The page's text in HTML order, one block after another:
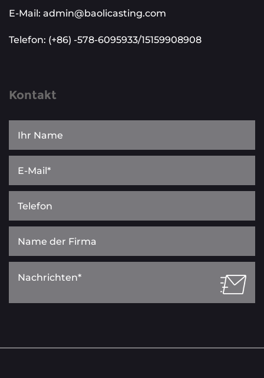
E-Mail: admin@baolicasting.com
Telefon: (+86) -578-6095933/15159908908
Kontakt